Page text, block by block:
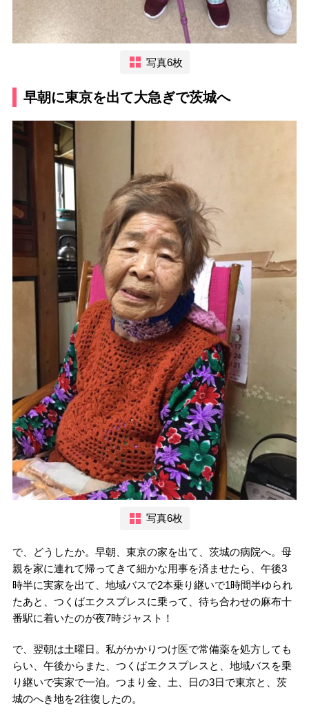
写真6枚
早朝に東京を出て大急ぎで茨城へ
写真6枚
で、どうしたか。早朝、東京の家を出て、茨城の病院へ。母
親を家に連れて帰ってきて細かな用事を済ませたら、午後3
時半に実家を出て、地域バスで2本乗り継いで1時間半ゆられ
たあと、つくばエクスプレスに乗って、待ち合わせの麻布十
番駅に着いたのが夜7時ジャスト！
で、翌朝は土曜日。私がかかりつけ医で常備薬を処方しても
らい、午後からまた、つくばエクスプレスと、地域バスを乗
り継いで実家で一泊。つまり金、土、日の3日で東京と、茨
城のへき地を2往復したの。